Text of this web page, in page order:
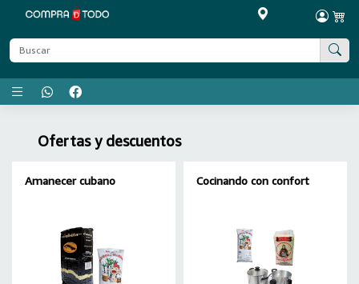
Menú principal
Ofertas y descuentos
Amanecer cubano Cocinando con confort